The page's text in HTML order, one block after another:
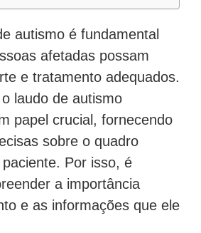
autismo é fundamental
afetadas possam
e tratamento adequados.
laudo de autismo
papel crucial, fornecendo
sobre o quadro
Por isso, é
a importância
e as informações que ele